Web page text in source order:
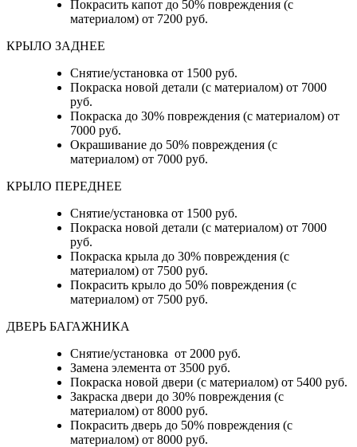
Покрасить капот до 50% повреждения (с
материалом) от 7200 руб.
КРЫЛО ЗАДНЕЕ
Снятие/установка от 1500 руб.
Покраска новой детали (с материалом) от 7000
руб.
Покраска до 30% повреждения (с материалом) от
7000 руб.
Окрашивание до 50% повреждения (с
материалом) от 7000 руб.
КРЫЛО ПЕРЕДНЕЕ
Снятие/установка от 1500 руб.
Покраска новой детали (с материалом) от 7000
руб.
Покраска крыла до 30% повреждения (с
материалом) от 7500 руб.
Покрасить крыло до 50% повреждения (с
материалом) от 7500 руб.
ДВЕРЬ БАГАЖНИКА
Снятие/установка от 2000 руб.
Замена элемента от 3500 руб.
Покраска новой двери (с материалом) от 5400 руб.
Закраска двери до 30% повреждения (с
материалом) от 8000 руб.
Покрасить дверь до 50% повреждения (с
материалом) от 8000 руб.